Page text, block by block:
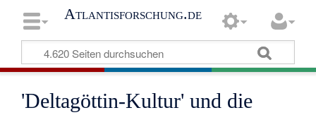
Atlantisforschung.de
'Deltagöttin-Kultur' und die